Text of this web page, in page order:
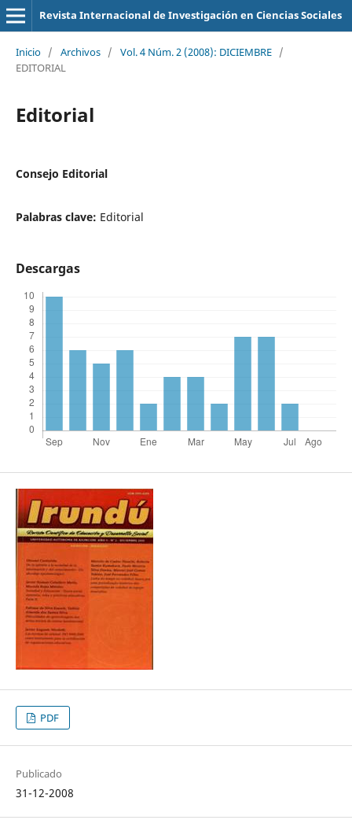
Revista Internacional de Investigación en Ciencias Sociales
Inicio / Archivos / Vol. 4 Núm. 2 (2008): DICIEMBRE /
EDITORIAL
Editorial
Consejo Editorial
Palabras clave: Editorial
Descargas
PDF
Publicado
31-12-2008